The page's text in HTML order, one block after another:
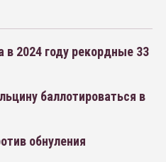
в 2024 году рекордные 33
баллотироваться в
обнуления